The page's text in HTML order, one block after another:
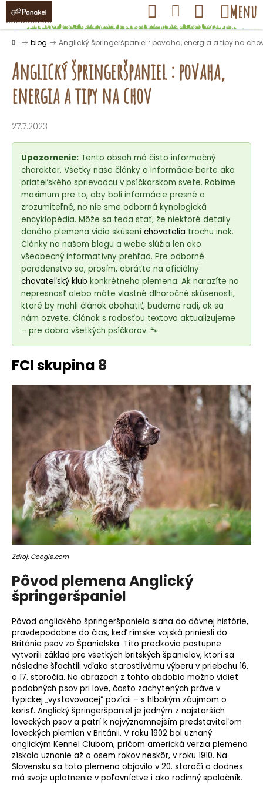
Prejsť
obsah
Hľadať Prihlásenie
Nákupný
košík
Menu
Domov
blog Anglický špringeršpaniel : povaha, energia a tipy na
Anglický špringeršpaniel : povaha,
energia a tipy na chov
27.7.2023
Upozornenie: Tento obsah má čisto informačný
charakter. Všetky naše články a informácie berte ako
priateľského sprievodcu v psíčkarskom svete. Robíme
maximum pre to, aby boli informácie presné a
zrozumiteľné, no nie sme odborná kynologická
encyklopédia. Môže sa teda stať, že niektoré detaily
daného plemena vidia skúsení chovatelia trochu inak.
Články na našom blogu a webe slúžia len ako
všeobecný informatívny prehľad. Pre odborné
poradenstvo sa, prosím, obráťte na oficiálny
chovateľský klub konkrétneho plemena. Ak narazíte na
nepresnosť alebo máte vlastné dlhoročné skúsenosti,
ktoré by mohli článok obohatiť, budeme radi, ak sa
nám ozvete. Článok s radosťou textovo aktualizujeme
– pre dobro všetkých psíčkarov. 🐾
FCI skupina 8
Zdroj: Google.com
Pôvod plemena Anglický
špringeršpaniel
Pôvod anglického špringeršpaniela siaha do dávnej histórie,
pravdepodobne do čias, keď rímske vojská priniesli do
Británie psov zo Španielska. Títo predkovia postupne
vytvorili základ pre všetkých britských španielov, ktorí sa
následne šľachtili vďaka starostlivému výberu v priebehu 16.
a 17. storočia. Na obrazoch z tohto obdobia možno vidieť
podobných psov pri love, často zachytených práve v
typickej „vystavovacej“ pozícii – s hlbokým záujmom o
korisť. Anglický špringeršpaniel je jedným z najstarších
loveckých psov a patrí k najvýznamnejším predstaviteľom
loveckých plemien v Británii. V roku 1902 bol uznaný
anglickým Kennel Clubom, pričom americká verzia plemena
získala uznanie až o osem rokov neskôr, v roku 1910. Na
Slovensku sa toto plemeno objavilo v 20. storočí a dodnes
má svoje uplatnenie v poľovníctve i ako rodinný spoločník.
K
o Späť
Späť
o
p
á
j
s
ť
?
HĽADAŤ
O
d
p
o
r
ú
č
a
m
e